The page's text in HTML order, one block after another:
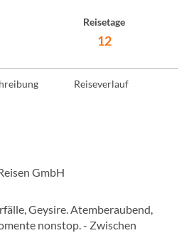
Reisetage
12
Reiseverlauf
GmbH
Geysire. Atemberaubend,
nonstop. - Zwischen